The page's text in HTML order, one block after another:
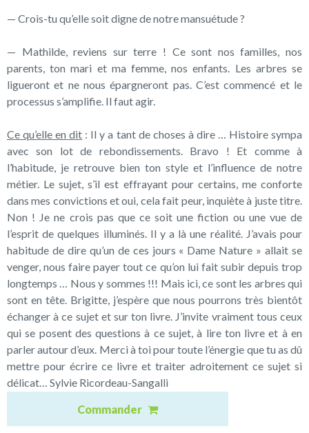
— Crois-tu qu’elle soit digne de notre mansuétude ?
— Mathilde, reviens sur terre ! Ce sont nos familles, nos
parents, ton mari et ma femme, nos enfants. Les arbres se
ligueront et ne nous épargneront pas. C’est commencé et le
processus s’amplifie. Il faut agir.
Ce qu’elle en dit : Il y a tant de choses à dire … Histoire sympa
avec son lot de rebondissements. Bravo ! Et comme à
l’habitude, je retrouve bien ton style et l’influence de notre
métier. Le sujet, s’il est effrayant pour certains, me conforte
dans mes convictions et oui, cela fait peur, inquiète à juste titre.
Non ! Je ne crois pas que ce soit une fiction ou une vue de
l’esprit de quelques illuminés. Il y a là une réalité. J’avais pour
habitude de dire qu’un de ces jours « Dame Nature » allait se
venger, nous faire payer tout ce qu’on lui fait subir depuis trop
longtemps … Nous y sommes !!! Mais ici, ce sont les arbres qui
sont en tête. Brigitte, j’espère que nous pourrons très bientôt
échanger à ce sujet et sur ton livre. J’invite vraiment tous ceux
qui se posent des questions à ce sujet, à lire ton livre et à en
parler autour d’eux. Merci à toi pour toute l’énergie que tu as dû
mettre pour écrire ce livre et traiter adroitement ce sujet si
délicat… Sylvie Ricordeau-Sangalli
Commander